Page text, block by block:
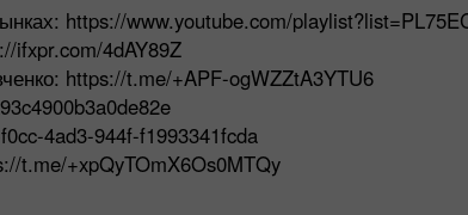
https://www.youtube.com/
ifxpr.com/4dAY89Z
https://t.me/+APF-ogWZZtA3YTU6
4ad3-944f-f1993341fcda
t.me/+xpQyTOmX6Os0MTQy